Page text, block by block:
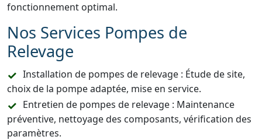
fonctionnement optimal.
Nos Services Pompes de
Relevage
Installation de pompes de relevage : Étude de site,
choix de la pompe adaptée, mise en service.
Entretien de pompes de relevage : Maintenance
préventive, nettoyage des composants, vérification des
paramètres.